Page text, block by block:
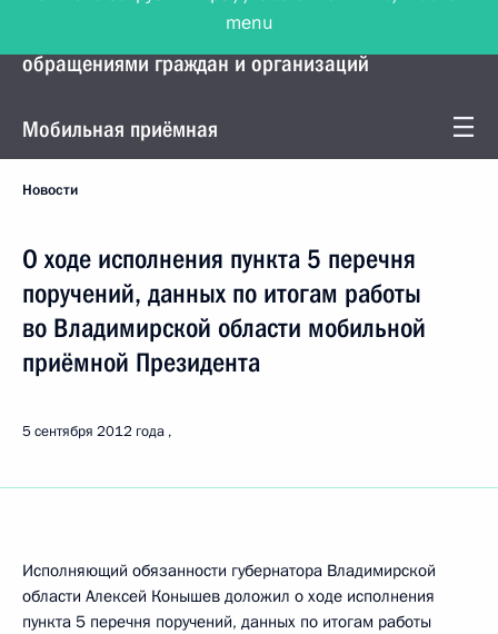
Управление Президента по работе с
обращениями граждан и организаций
Мобильная приёмная
Новости
О ходе исполнения пункта 5 перечня
поручений, данных по итогам работы
во Владимирской области мобильной
приёмной Президента
5 сентября 2012 года
Исполняющий обязанности губернатора Владимирской
области Алексей Конышев доложил о ходе исполнения
пункта 5 перечня поручений, данных по итогам работы
menu